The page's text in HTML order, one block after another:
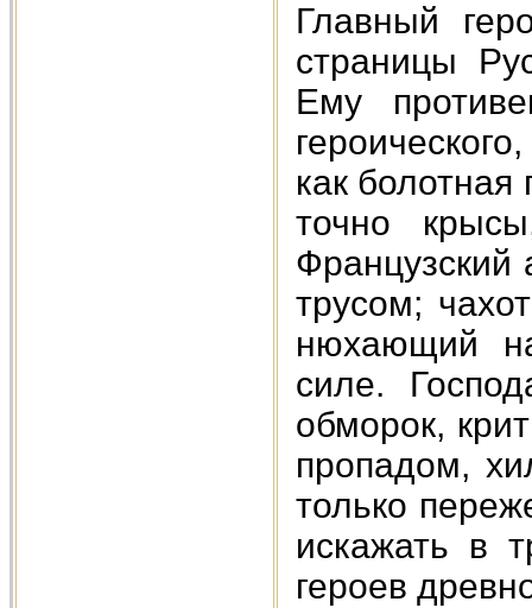
Главный
страницы
Ему
как
точно
Французский
трусом;
нюхающий
силе.
обморок,
пропадом,
только
искажать в
героев